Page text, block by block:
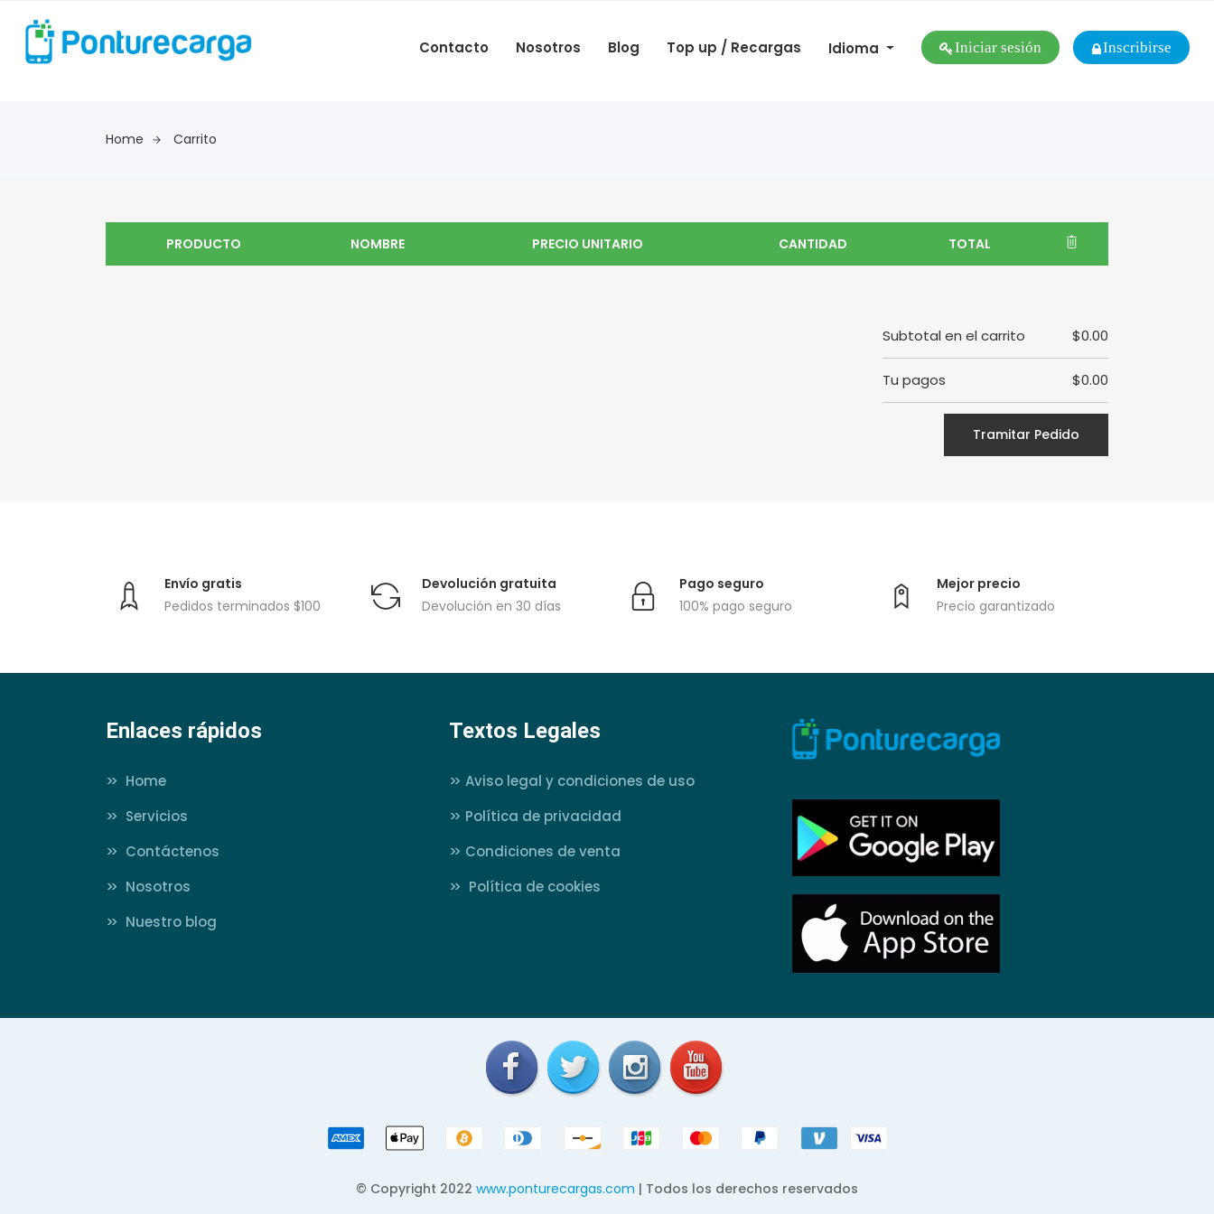
Contacto Nosotros Blog Top up / Recargas Idioma Iniciar sesión Inscribirse
Home Carrito
PRODUCTO NOMBRE PRECIO UNITARIO CANTIDAD TOTAL
Subtotal en el carrito $0.00
Tu pagos $0.00
Tramitar Pedido
Envío gratis
Pedidos terminados $100
Devolución gratuita
Devolución en 30 días
Pago seguro
100% pago seguro
Mejor precio
Precio garantizado
Enlaces rápidos
>>
Home
>>
Servicios
>>
Contáctenos
>>
Nosotros
>>
Nuestro blog
Textos Legales
>> Aviso legal y condiciones de uso
>> Política de privacidad
>> Condiciones de venta
>>
Política de cookies
© Copyright 2022 www.ponturecargas.com | Todos los derechos reservados